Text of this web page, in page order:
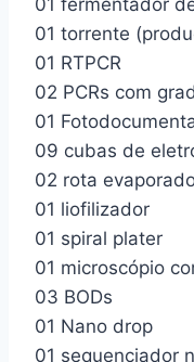
01 torrente
01 RTPCR
02 PCRs com
01
09 cubas de
02 rota
01 liofilizador
01 spiral plater
01 microscópio
03 BODs
01 Nano drop
01 sequenciador